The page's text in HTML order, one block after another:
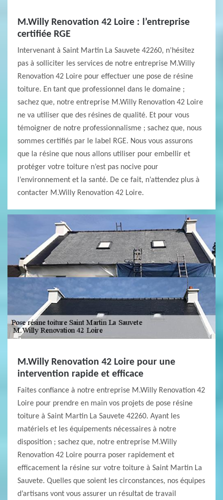
M.Willy Renovation 42 Loire : l’entreprise
certifiée RGE
Intervenant à Saint Martin La Sauvete 42260, n’hésitez
pas à solliciter les services de notre entreprise M.Willy
Renovation 42 Loire pour effectuer une pose de résine
toiture. En tant que professionnel dans le domaine ;
sachez que, notre entreprise M.Willy Renovation 42 Loire
ne va utiliser que des résines de qualité. Et pour vous
témoigner de notre professionnalisme ; sachez que, nous
sommes certifiés par le label RGE. Nous vous assurons
que la résine que nous allons utiliser pour embellir et
protéger votre toiture n’est pas nocive pour
l’environnement et la santé. De ce fait, n’attendez plus à
contacter M.Willy Renovation 42 Loire.
M.Willy Renovation 42 Loire pour une
intervention rapide et efficace
Faites confiance à notre entreprise M.Willy Renovation 42
Loire pour prendre en main vos projets de pose résine
toiture à Saint Martin La Sauvete 42260. Ayant les
matériels et les équipements nécessaires à notre
disposition ; sachez que, notre entreprise M.Willy
Renovation 42 Loire pourra poser rapidement et
efficacement la résine sur votre toiture à Saint Martin La
Sauvete. Quelles que soient les circonstances, nos équipes
d’artisans vont vous assurer un résultat de travail